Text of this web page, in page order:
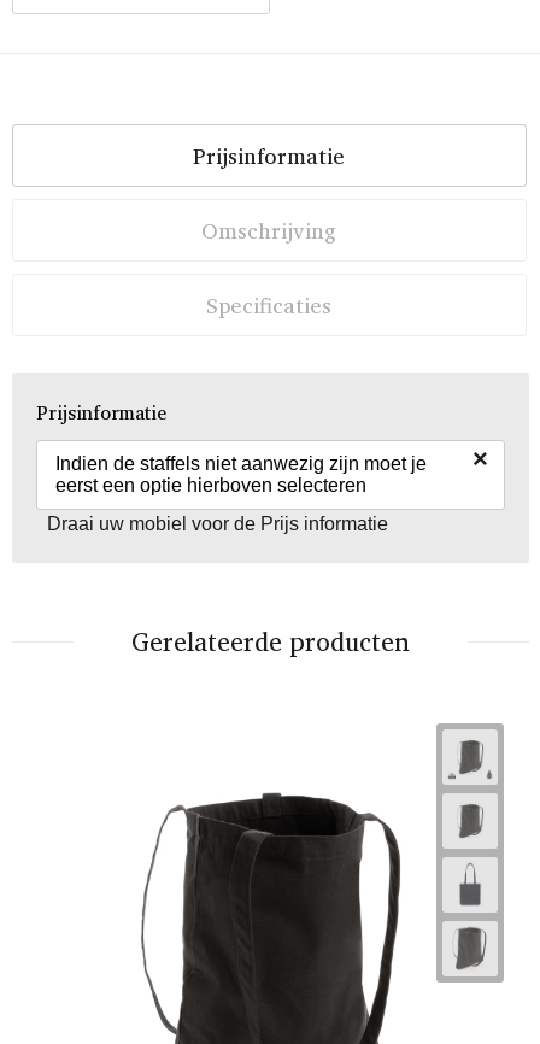
Prijsinformatie
Omschrijving
Specificaties
Prijsinformatie
Indien de staffels niet aanwezig zijn moet je
eerst een optie hierboven selecteren
×
Draai uw mobiel voor de Prijs informatie
Gerelateerde producten